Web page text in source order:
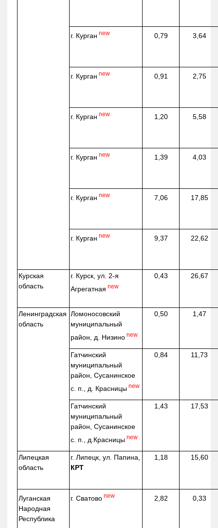
г. Курган new 0,79 3,64
г. Курган new 0,91 2,75
г. Курган new 1,20 5,58
г. Курган new 1,39 4,03
г. Курган new 7,06 17,85
г. Курган new 9,37 22,62
Курская
область
г. Курск, ул. 2-я
Агрегатная new
0,43 26,67
Ленинградская
область
Ломоносовский
муниципальный
район, д. Низино new
0,50 1,47
Гатчинский
муниципальный
район, Сусанинское
с. п., д. Красницы new
0,84 11,73
Гатчинский
муниципальный
район, Сусанинское
с. п., д.Красницы new
1,43 17,53
Липецкая
область
г. Липецк, ул. Папина,
КРТ
1,18 15,60
Луганская
Народная
Республика
г. Сватово new 2,82 0,33